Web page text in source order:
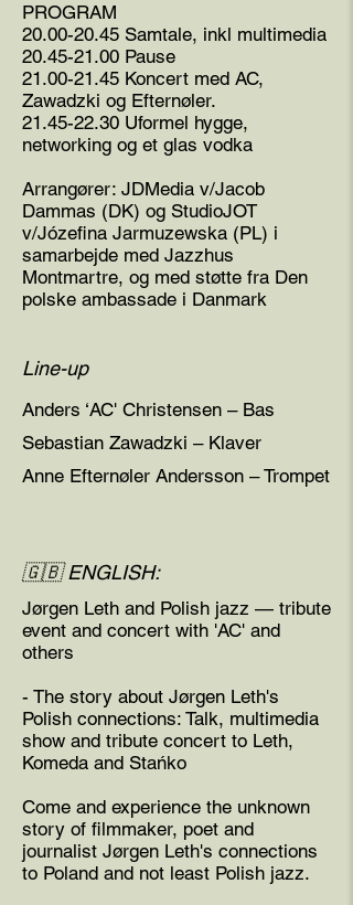
PROGRAM
20.00-20.45 Samtale, inkl multimedia
20.45-21.00 Pause
21.00-21.45 Koncert med AC,
Zawadzki og Efternøler.
21.45-22.30 Uformel hygge,
networking og et glas vodka
Arrangører: JDMedia v/Jacob
Dammas (DK) og StudioJOT
v/Józefina Jarmuzewska (PL) i
samarbejde med Jazzhus
Montmartre, og med støtte fra Den
polske ambassade i Danmark
Line-up
Anders ‘AC' Christensen – Bas
Sebastian Zawadzki – Klaver
Anne Efternøler Andersson – Trompet
🇬🇧 ENGLISH:
Jørgen Leth and Polish jazz — tribute
event and concert with 'AC' and
others
- The story about Jørgen Leth's
Polish connections: Talk, multimedia
show and tribute concert to Leth,
Komeda and Stańko
Come and experience the unknown
story of filmmaker, poet and
journalist Jørgen Leth's connections
to Poland and not least Polish jazz.